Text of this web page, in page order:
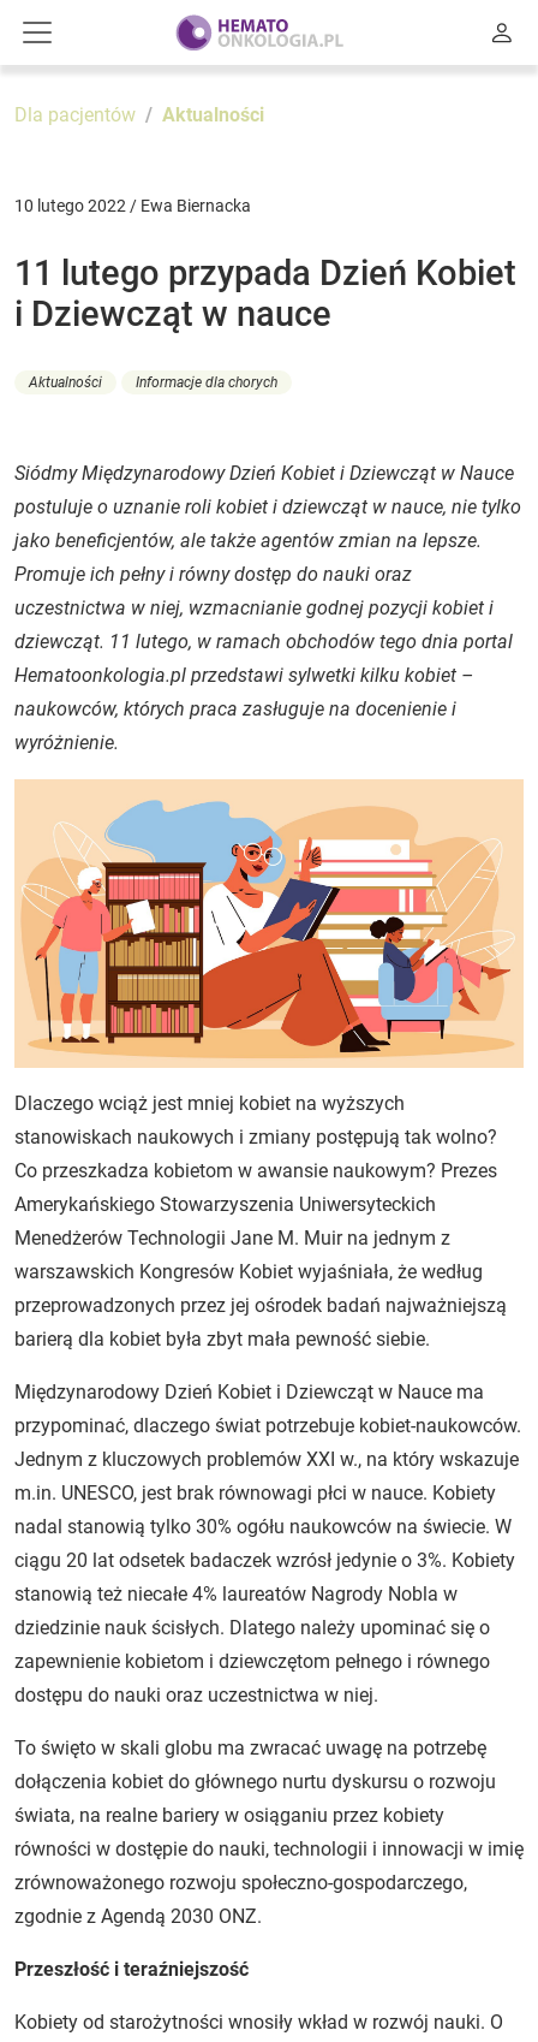
Dla pacjentów Aktualności
10 lutego 2022 / Ewa Biernacka
11 lutego przypada Dzień Kobiet
i Dziewcząt w nauce
Aktualności Informacje dla chorych
Siódmy Międzynarodowy Dzień Kobiet i Dziewcząt w Nauce
postuluje o uznanie roli kobiet i dziewcząt w nauce, nie tylko
jako beneficjentów, ale także agentów zmian na lepsze.
Promuje ich pełny i równy dostęp do nauki oraz
uczestnictwa w niej, wzmacnianie godnej pozycji kobiet i
dziewcząt. 11 lutego, w ramach obchodów tego dnia portal
Hematoonkologia.pl przedstawi sylwetki kilku kobiet –
naukowców, których praca zasługuje na docenienie i
wyróżnienie.
Dlaczego wciąż jest mniej kobiet na wyższych
stanowiskach naukowych i zmiany postępują tak wolno?
Co przeszkadza kobietom w awansie naukowym? Prezes
Amerykańskiego Stowarzyszenia Uniwersyteckich
Menedżerów Technologii Jane M. Muir na jednym z
warszawskich Kongresów Kobiet wyjaśniała, że według
przeprowadzonych przez jej ośrodek badań najważniejszą
barierą dla kobiet była zbyt mała pewność siebie.
Międzynarodowy Dzień Kobiet i Dziewcząt w Nauce ma
przypominać, dlaczego świat potrzebuje kobiet-naukowców.
Jednym z kluczowych problemów XXI w., na który wskazuje
m.in. UNESCO, jest brak równowagi płci w nauce. Kobiety
nadal stanowią tylko 30% ogółu naukowców na świecie. W
ciągu 20 lat odsetek badaczek wzrósł jedynie o 3%. Kobiety
stanowią też niecałe 4% laureatów Nagrody Nobla w
dziedzinie nauk ścisłych. Dlatego należy upominać się o
zapewnienie kobietom i dziewczętom pełnego i równego
dostępu do nauki oraz uczestnictwa w niej.
To święto w skali globu ma zwracać uwagę na potrzebę
dołączenia kobiet do głównego nurtu dyskursu o rozwoju
świata, na realne bariery w osiąganiu przez kobiety
równości w dostępie do nauki, technologii i innowacji w imię
zrównoważonego rozwoju społeczno-gospodarczego,
zgodnie z Agendą 2030 ONZ.
Przeszłość i teraźniejszość
Kobiety od starożytności wnosiły wkład w rozwój nauki. O